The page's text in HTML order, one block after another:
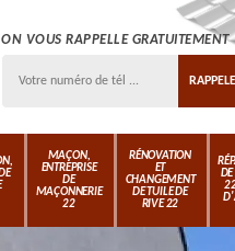
ON VOUS RAPPELLE GRATUITEMENT
MAÇON,
ENTREPRISE
DE
MAÇONNERIE
22
RÉNOVATION
ET
CHANGEMENT
DE TUILE DE
RIVE 22
DE